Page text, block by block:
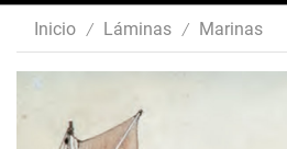
input
Inicio / Láminas / Marinas